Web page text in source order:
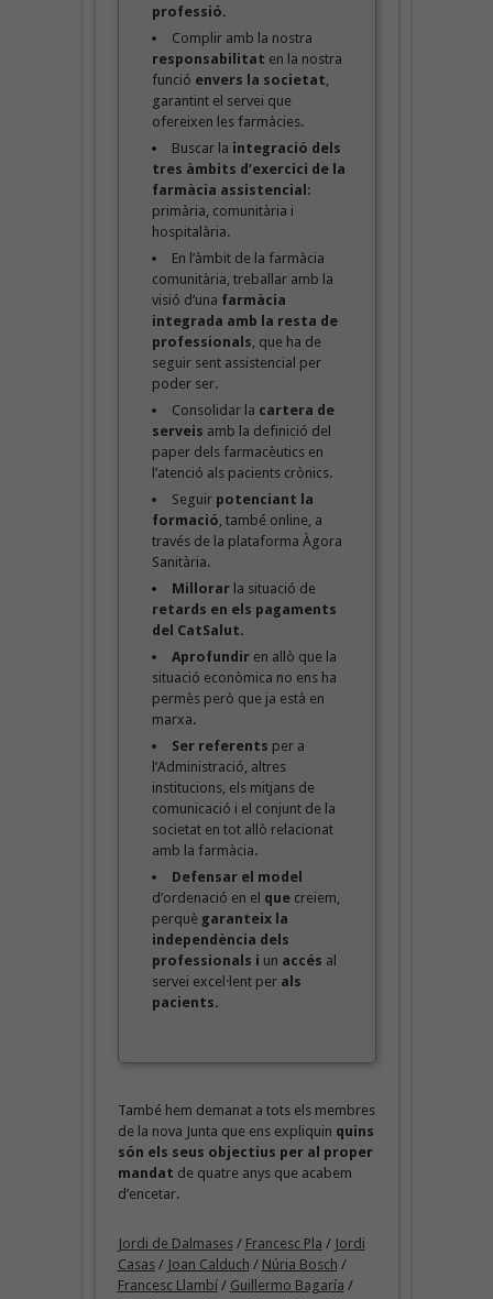
professió.
Complir amb la nostra
responsabilitat en la nostra
funció envers la societat
garantint el servei que
ofereixen les farmàcies.
Buscar la integració dels
tres àmbits d’exercici de la
farmàcia assistencial :
primària, comunitària i
hospitalària.
En l’àmbit de la farmàcia
comunitària, treballar amb la
visió d’una farmàcia
integrada amb la resta de
professionals , que ha de
seguir sent assistencial per
poder ser.
Consolidar la cartera de
serveis amb la definició del
paper dels farmacèutics en
l’atenció als pacients crònics.
Seguir potenciant la
formació , també online, a
través de la plataforma Àgora
Sanitària.
Millorarla situació de
retards en els pagaments
del CatSalut.
Aprofundiren allò que la
situació econòmica no ens ha
permès però que ja està en
marxa.
Ser referents per a
l’Administració, altres
institucions, els mitjans de
comunicació i el conjunt de la
societat en tot allò relacionat
amb la farmàcia.
Defensar el model
d’ordenació en el quecreiem,
perquè garanteix la
independència dels
professionals i un accés al
servei excel·lent per als
pacients.
També hem demanat a tots els membres
de la nova Junta que ens expliquin quins
són els seus objectius per al proper
mandat de quatre anys que acabem
d’encetar.
Jordi de Dalmases/ Francesc Pla / Jordi
Casas/ Joan Calduch / Núria Bosch /
Francesc Llambí/ Guillermo Bagaría /